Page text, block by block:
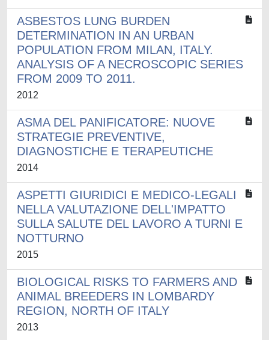
ASBESTOS LUNG BURDEN
DETERMINATION IN AN URBAN
POPULATION FROM MILAN, ITALY.
ANALYSIS OF A NECROSCOPIC SERIES
FROM 2009 TO 2011.
2012
ASMA DEL PANIFICATORE: NUOVE
STRATEGIE PREVENTIVE,
DIAGNOSTICHE E TERAPEUTICHE
2014
ASPETTI GIURIDICI E MEDICO-LEGALI
NELLA VALUTAZIONE DELL'IMPATTO
SULLA SALUTE DEL LAVORO A TURNI E
NOTTURNO
2015
BIOLOGICAL RISKS TO FARMERS AND
ANIMAL BREEDERS IN LOMBARDY
REGION, NORTH OF ITALY
2013